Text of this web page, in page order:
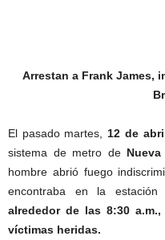
Arrestan a Frank James,
El pasado martes, 12 de
sistema de metro de Nueva
hombre abrió fuego
encontraba en la
alrededor de las 8:30
víctimas heridas.